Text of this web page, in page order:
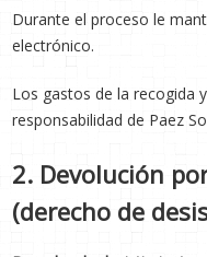
Durante el proceso le
electrónico.
Los gastos de la recogida
responsabilidad de Paez
2. Devolución
(derecho de